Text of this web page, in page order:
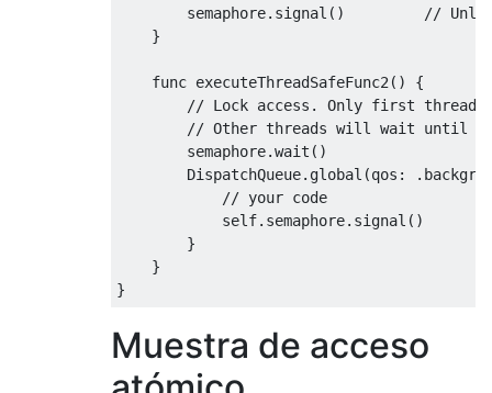
        semaphore
. signal ()
//
}
    func executeThreadSafeFunc2
()
{
// Lock access. Only first thread
// Other threads will wait until
        semaphore
.wait ()
DispatchQueue. global (qos : .
// your code
self. semaphore. signal ()
}
}
}
Muestra de acceso